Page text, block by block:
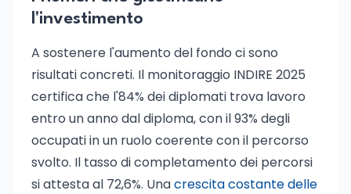
l'investimento
A sostenere l'aumento del fondo ci sono
risultati concreti. Il monitoraggio INDIRE 2025
certifica che l'84% dei diplomati trova lavoro
entro un anno dal diploma, con il 93% degli
occupati in un ruolo coerente con il percorso
svolto. Il tasso di completamento dei percorsi
si attesta al 72,6%. Unacrescita costante delle